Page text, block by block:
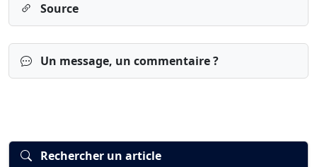
Source
Un message, un commentaire ?
Rechercher un article